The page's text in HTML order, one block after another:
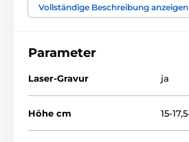
Schwimmsport
Vollständige Beschreibung anzeigen
Parameter
Laser-Gravur ja
Höhe cm 15-